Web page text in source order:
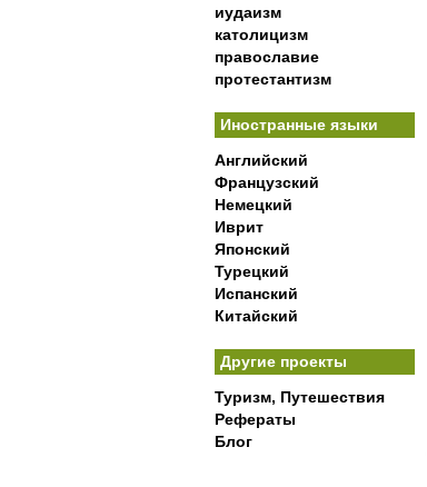
иудаизм
католицизм
православие
протестантизм
Иностранные языки
Английский
Французский
Немецкий
Иврит
Японский
Турецкий
Испанский
Китайский
Другие проекты
Туризм, Путешествия
Рефераты
Блог